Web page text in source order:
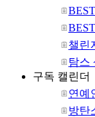
챌린
탐스
구독 캘린더
연예
방탄